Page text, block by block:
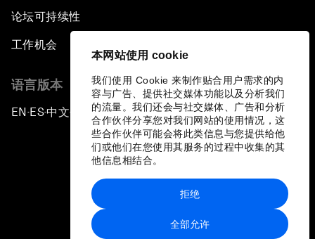
本网站使用 cookie
我们使用 Cookie 来制作贴合用户需求的内
容与广告、提供社交媒体功能以及分析我们
的流量。我们还会与社交媒体、广告和分析
合作伙伴分享您对我们网站的使用情况，这
些合作伙伴可能会将此类信息与您提供给他
们或他们在您使用其服务的过程中收集的其
他信息相结合。
全部允许
拒绝
论坛可持续性
工作机会
语言版本
EN ▪ES▪中文▪ 日本語
站点地图